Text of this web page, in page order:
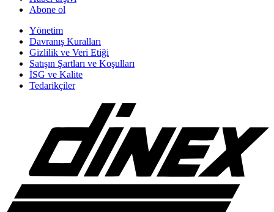
Abone ol
Yönetim
Davranış Kuralları
Gizlilik ve Veri Etiği
Satışın Şartları ve Koşulları
İSG ve Kalite
Tedarikçiler